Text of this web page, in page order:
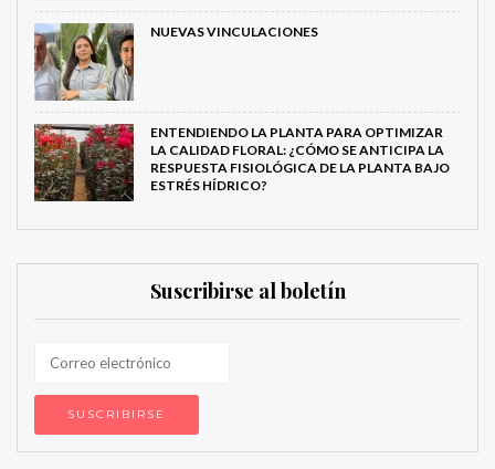
NUEVAS VINCULACIONES
ENTENDIENDO LA PLANTA PARA OPTIMIZAR
LA CALIDAD FLORAL: ¿CÓMO SE ANTICIPA LA
RESPUESTA FISIOLÓGICA DE LA PLANTA BAJO
ESTRÉS HÍDRICO?
Suscribirse al boletín